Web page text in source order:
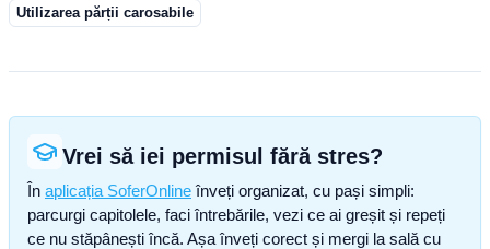
Utilizarea părții carosabile
Vrei să iei permisul fără stres?
În aplicația SoferOnline înveți organizat, cu pași simpli:
parcurgi capitolele, faci întrebările, vezi ce ai greșit și repeți
ce nu stăpânești încă. Așa înveți corect și mergi la sală cu